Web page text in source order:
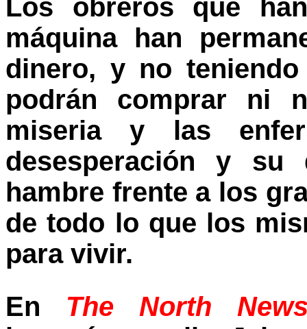
Los obreros que
máquina han
dinero, y no
podrán comprar ni
miseria y las
desesperación y su
hambre frente a los
de todo lo que los
para vivir.
En The North